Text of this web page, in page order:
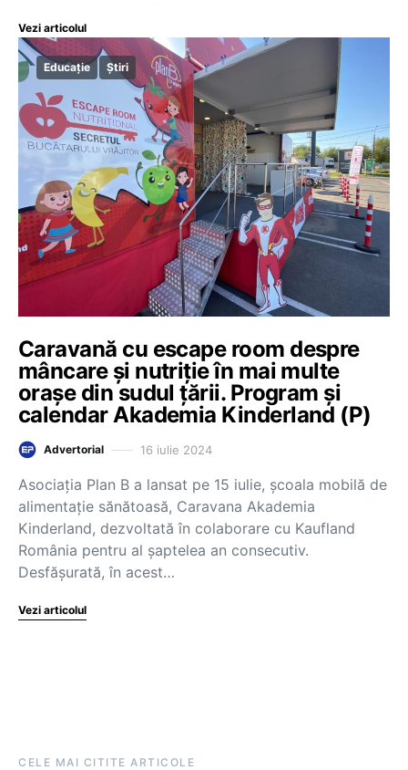
Vezi articolul
Educație Știri
Caravană cu escape room despre
mâncare și nutriție în mai multe
orașe din sudul țării. Program și
calendar Akademia Kinderland (P)
Advertorial 16 iulie 2024
Asociația Plan B a lansat pe 15 iulie, școala mobilă de
alimentație sănătoasă, Caravana Akademia
Kinderland, dezvoltată în colaborare cu Kaufland
România pentru al șaptelea an consecutiv.
Desfășurată, în acest…
Vezi articolul
CELE MAI CITITE ARTICOLE